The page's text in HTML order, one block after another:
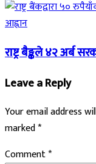
राष्ट्र बैङ्कले ४२ अर्ब
Leave a Reply
Your email address
marked*
Comment*